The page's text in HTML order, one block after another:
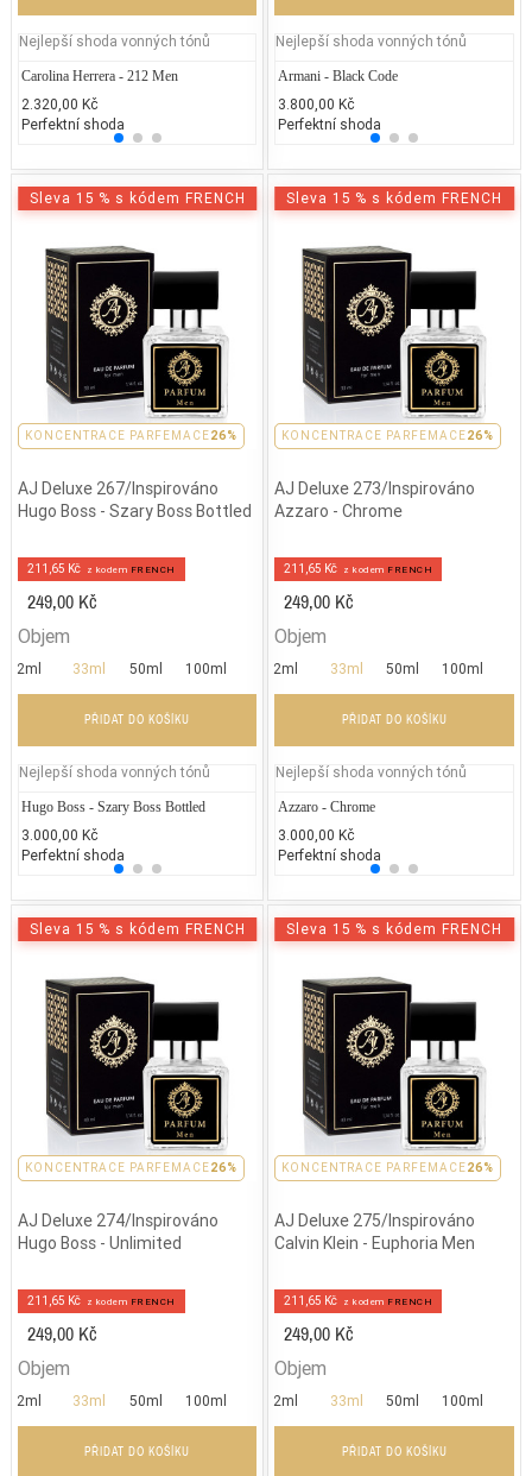
Nejlepší shoda vonných tónů
Carolina Herrera - 212 Men
2.320,00 Kč
Perfektní shoda
Chloe - L`Eau de Chloe EDT
2.065,85 Kč
25% běžných vonných tónů
Nejlepší shoda vonných tónů
Armani - Black Code
3.800,00 Kč
Perfektní shoda
PARFEMACE 26%
KONCENTRACE PARFEMACE26%
Sleva 15 % s kódem FRENCH
AJ Deluxe 267/Inspirováno
Hugo Boss - Szary Boss Bottled
211,65 Kč z kodem FRENCH
249,00 Kč
Objem
2ml 33ml 50ml 100ml
PŘIDAT DO KOŠÍKU
Nejlepší shoda vonných tónů
Hugo Boss - Szary Boss Bottled
3.000,00 Kč
Perfektní shoda
Givenchy - Dahlia Divin
2.376,50 Kč
25% běžných vonných tónů
PARFEMACE 26%
KONCENTRACE PARFEMACE26%
Sleva 15 % s kódem FRENCH
AJ Deluxe 273/Inspirováno
Azzaro - Chrome
211,65 Kč z kodem FRENCH
249,00 Kč
Objem
2ml 33ml 50ml 100ml
PŘIDAT DO KOŠÍKU
Nejlepší shoda vonných tónů
Azzaro - Chrome
3.000,00 Kč
Perfektní shoda
PARFEMACE 26%
KONCENTRACE PARFEMACE26%
Sleva 15 % s kódem FRENCH
AJ Deluxe 274/Inspirováno
Hugo Boss - Unlimited
211,65 Kč z kodem FRENCH
249,00 Kč
Objem
2ml 33ml 50ml 100ml
PŘIDAT DO KOŠÍKU
PARFEMACE 26%
KONCENTRACE PARFEMACE26%
Sleva 15 % s kódem FRENCH
AJ Deluxe 275/Inspirováno
Calvin Klein - Euphoria Men
211,65 Kč z kodem FRENCH
249,00 Kč
Objem
2ml 33ml 50ml 100ml
PŘIDAT DO KOŠÍKU